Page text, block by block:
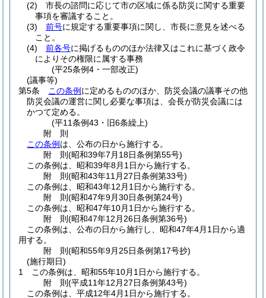
(2)
市長の諮問に応じて市の区域に係る防災に関する重要
事項を審議すること。
(3)
前号に規定する重要事項に関し、市長に意見を述べる
こと。
(4)
前各号に掲げるもののほか法律又はこれに基づく政令
によりその権限に属する事務
(平25条例4・一部改正)
(議事等)
第5条
この条例 に定めるもののほか、防災会議の議事その他
防災会議の運営に関し必要な事項は、会長が防災会議には
かつて定める。
(平11条例43・旧6条繰上)
附 則
この条例 は、公布の日から施行する。
附 則(昭和39年7月18日条例第55号)
この条例は、昭和39年8月1日から施行する。
附 則(昭和43年11月27日条例第33号)
この条例は、昭和43年12月1日から施行する。
附 則(昭和47年9月30日条例第24号)
この条例は、昭和47年10月1日から施行する。
附 則(昭和47年12月26日条例第36号)
この条例は、公布の日から施行し、昭和47年4月1日から適
用する。
附 則(昭和55年9月25日条例第17号抄)
(施行期日)
1
この条例は、昭和55年10月1日から施行する。
附 則(平成11年12月27日条例第43号)
この条例は、平成12年4月1日から施行する。